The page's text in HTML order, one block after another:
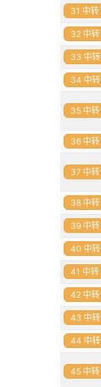
31 中转
32 中转
33 中转
34 中转
35 中转
36 中转
37 中转
38 中转
39 中转
40 中转
41 中转
42 中转
43 中转
44 中转
45 中转